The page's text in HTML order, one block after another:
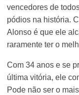
vencedores de
pódios na história.
Alonso é que ele
raramente ter o
Com 34 anos e se
última vitória, ele
Pode não ser o